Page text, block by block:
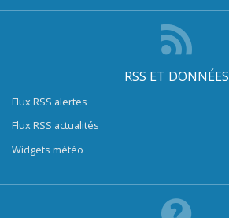
RSS ET DONNÉES
Flux RSS alertes
Flux RSS actualités
Widgets météo